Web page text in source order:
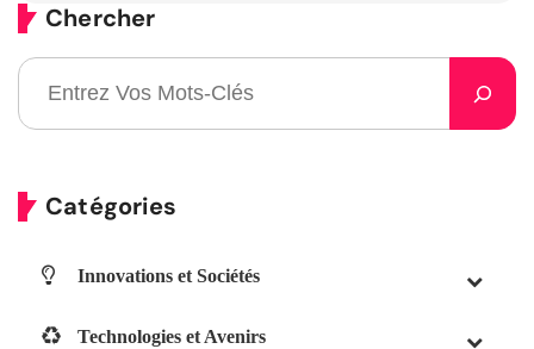
Chercher
Catégories
Innovations et Sociétés
Technologies et Avenirs